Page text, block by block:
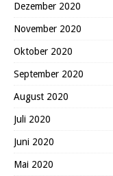
Dezember 2020
November 2020
Oktober 2020
September 2020
August 2020
Juli 2020
Juni 2020
Mai 2020